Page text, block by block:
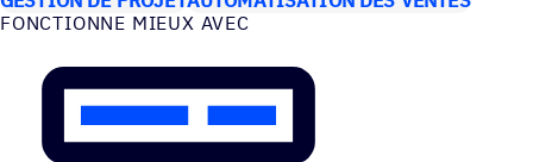
FONC­TIONNE MIEUX AVEC